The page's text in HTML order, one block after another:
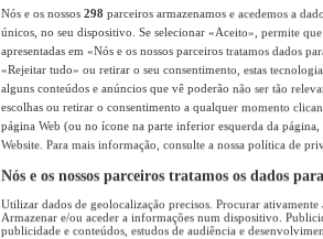
Nós e os nossos 298 parceiros armazenamos e acedemos a
únicos, no seu dispositivo. Se selecionar «Aceito», permite
apresentadas em «Nós e os nossos parceiros tratamos dados
«Rejeitar tudo» ou retirar o seu consentimento, estas
alguns conteúdos e anúncios que vê poderão não ser tão
escolhas ou retirar o consentimento a qualquer momento
página Web (ou no ícone na parte inferior esquerda da página,
Website. Para mais informação, consulte a nossa política de
Nós e os nossos parceiros tratamos os dados
Utilizar dados de geolocalização precisos. Procurar
Armazenar e/ou aceder a informações num dispositivo.
publicidade e conteúdos, estudos de audiência e